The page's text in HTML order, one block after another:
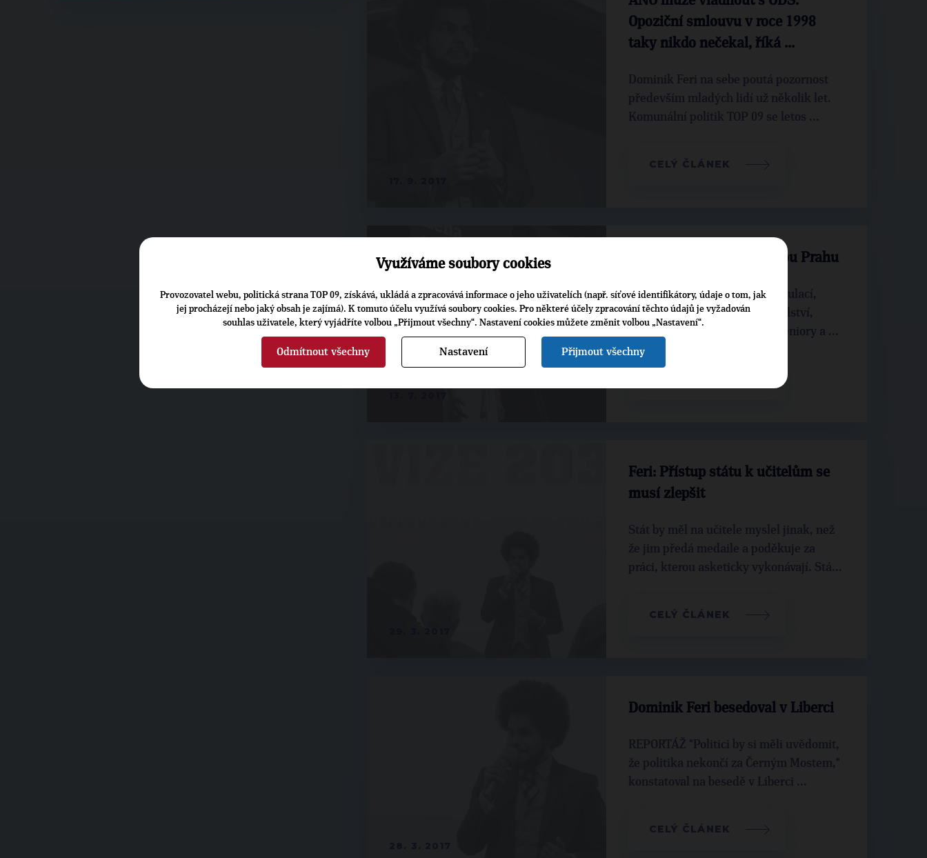
Opoziční smlouvu v roce 1998
taky nikdo nečekal, říká ...
Dominik Feri na sebe poutá pozornost
především mladých lidí už několik let.
Komunální politik TOP 09 se letos ...
CELÝ ČLÁNEK
Kandidátka pro svobodnou Prahu
Právní stát bez zbytečných regulací,
fungující doprava, kvalitní školství,
dostupná péče o nemocné a seniory a ...
Feri: Přístup státu k učitelům se
musí zlepšit
Stát by měl na učitele myslel jinak, než
že jim předá medaile a poděkuje za
práci, kterou asketicky vykonávají. Stá...
CELÝ ČLÁNEK
Dominik Feri besedoval v Liberci
REPORTÁŽ "Politici by si měli uvědomit,
že politika nekončí za Černým Mostem,"
konstatoval na besedě v Liberci ...
CELÝ ČLÁNEK
Využíváme soubory cookies
Provozovatel webu, politická strana TOP 09, získává, ukládá a zpracovává informace o jeho uživatelích (např. síťové identifikátory, údaje o tom, jak
jej procházejí nebo jaký obsah je zajímá). K tomuto účelu využívá soubory cookies. Pro některé účely zpracování těchto údajů je vyžadován
souhlas uživatele, který vyjádříte volbou „Přijmout všechny“. Nastavení cookies můžete změnit volbou „Nastavení“.
Odmítnout všechny Nastavení Přijmout všechny